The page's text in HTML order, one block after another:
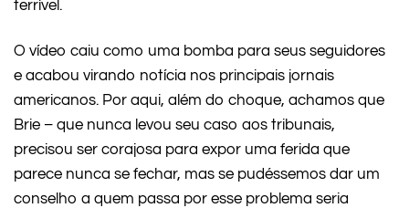
terrível.
O vídeo caiu como uma bomba para seus seguidores
e acabou virando notícia nos principais jornais
americanos. Por aqui, além do choque, achamos que
Brie – que nunca levou seu caso aos tribunais,
precisou ser corajosa para expor uma ferida que
parece nunca se fechar, mas se pudéssemos dar um
conselho a quem passa por esse problema seria